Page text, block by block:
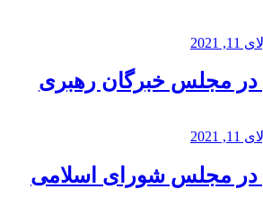
2021
در مجلس خبرگان رهبری
2021
در مجلس شورای اسلامی